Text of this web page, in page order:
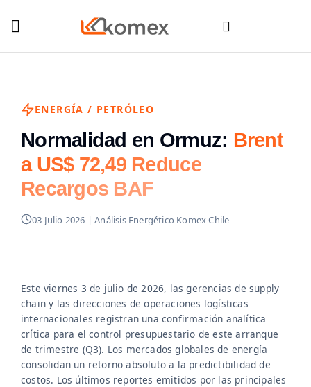
ENERGÍA / PETRÓLEO
Normalidad en Ormuz: Brent
a US$ 72,49 Reduce
Recargos BAF
03 Julio 2026 | Análisis Energético Komex Chile
Este viernes 3 de julio de 2026, las gerencias de supply
chain y las direcciones de operaciones logísticas
internacionales registran una confirmación analítica
crítica para el control presupuestario de este arranque
de trimestre (Q3). Los mercados globales de energía
consolidan un retorno absoluto a la predictibilidad de
costos. Los últimos reportes emitidos por las principales